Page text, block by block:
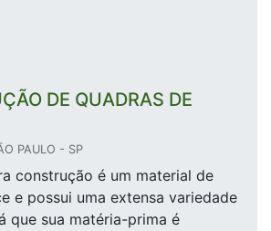
DE QUADRAS DE
PAULO - SP
construção é um material de
e possui uma extensa variedade
que sua matéria-prima é